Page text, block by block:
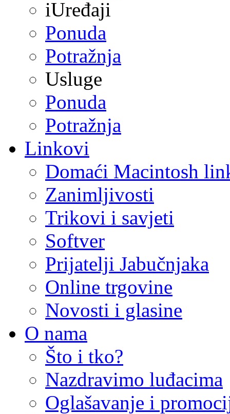
iUređaji
Ponuda
Potražnja
Usluge
Ponuda
Potražnja
Linkovi
Domaći Macintosh
Zanimljivosti
Trikovi i savjeti
Softver
Prijatelji Jabučnjaka
Online trgovine
Novosti i glasine
O nama
Što i tko?
Nazdravimo luđacima
Oglašavanje i